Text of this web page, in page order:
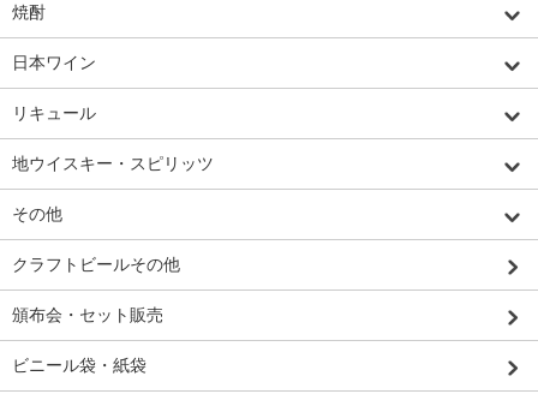
焼酎
日本ワイン
リキュール
地ウイスキー・スピリッツ
その他
クラフトビールその他
頒布会・セット販売
ビニール袋・紙袋